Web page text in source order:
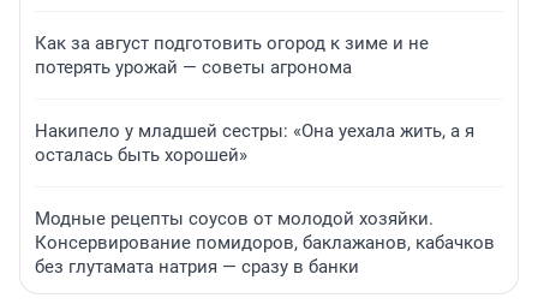
Как за август подготовить огород к зиме и не
потерять урожай — советы агронома
Накипело у младшей сестры: «Она уехала жить, а я
осталась быть хорошей»
Модные рецепты соусов от молодой хозяйки.
Консервирование помидоров, баклажанов, кабачков
без глутамата натрия — сразу в банки